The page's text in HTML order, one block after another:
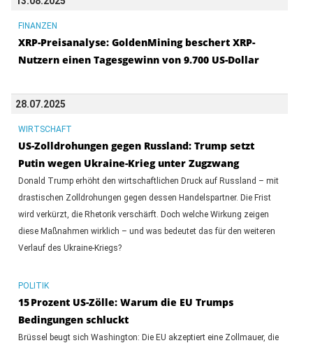
FINANZEN
XRP-Preisanalyse: GoldenMining beschert XRP-
Nutzern einen Tagesgewinn von 9.700 US-Dollar
28.07.2025
WIRTSCHAFT
US-Zolldrohungen gegen Russland: Trump setzt
Putin wegen Ukraine-Krieg unter Zugzwang
Donald Trump erhöht den wirtschaftlichen Druck auf Russland – mit
drastischen Zolldrohungen gegen dessen Handelspartner. Die Frist
wird verkürzt, die Rhetorik verschärft. Doch welche Wirkung zeigen
diese Maßnahmen wirklich – und was bedeutet das für den weiteren
Verlauf des Ukraine-Kriegs?
POLITIK
15 Prozent US-Zölle: Warum die EU Trumps
Bedingungen schluckt
Brüssel beugt sich Washington: Die EU akzeptiert eine Zollmauer, die